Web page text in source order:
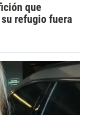
que
refugio fuera